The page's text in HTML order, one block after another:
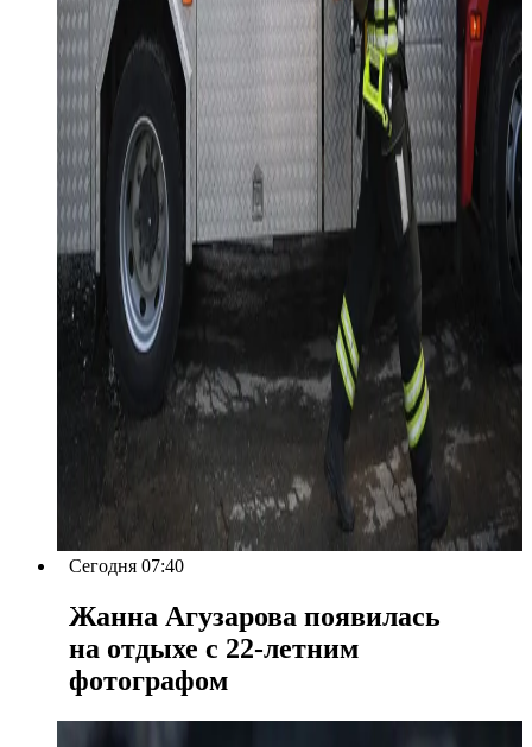
Сегодня 07:40
Жанна Агузарова появилась
на отдыхе с 22-летним
фотографом